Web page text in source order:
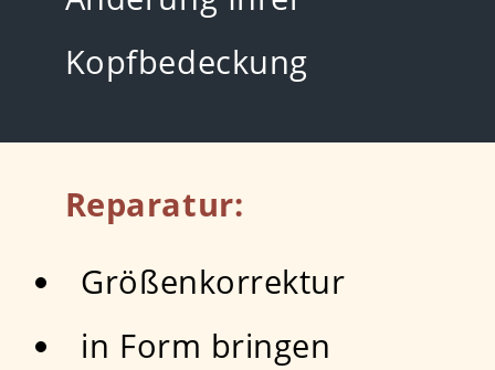
Kopfbedeckung
Reparatur:
Größenkorrektur
in Form bringen